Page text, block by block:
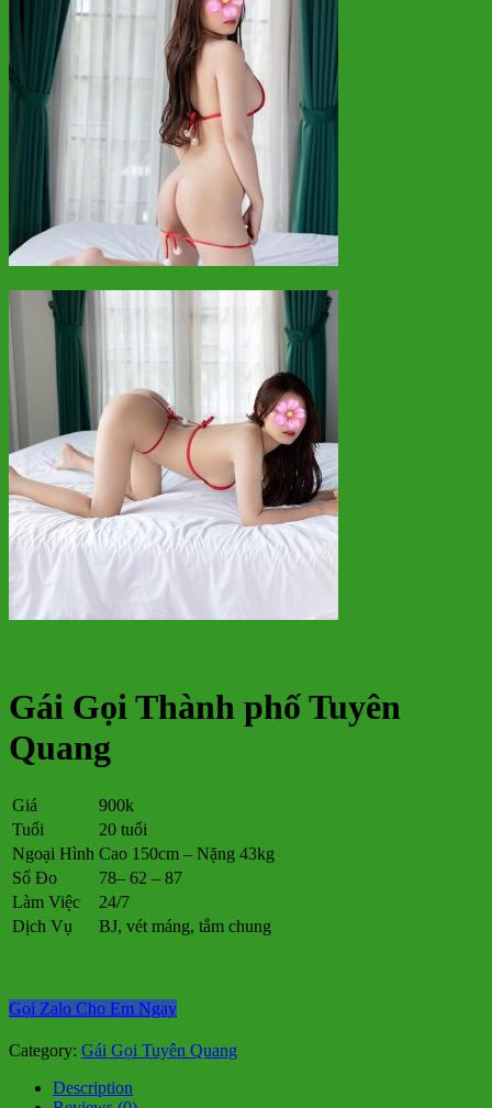
Gái Gọi Thành phố Tuyên
Quang
Giá
900k
Tuổi
20 tuổi
Ngoại Hình Cao 150cm – Nặng 43kg
Số Đo
78– 62 – 87
Làm Việc
24/7
Dịch Vụ
BJ, vét máng, tắm chung
Gọi Zalo Cho Em Ngay
Category: Gái Gọi Tuyên Quang
Description